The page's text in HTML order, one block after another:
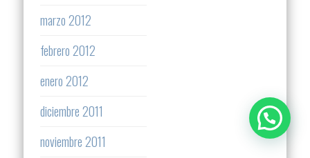
marzo 2012
febrero 2012
enero 2012
diciembre 2011
noviembre 2011